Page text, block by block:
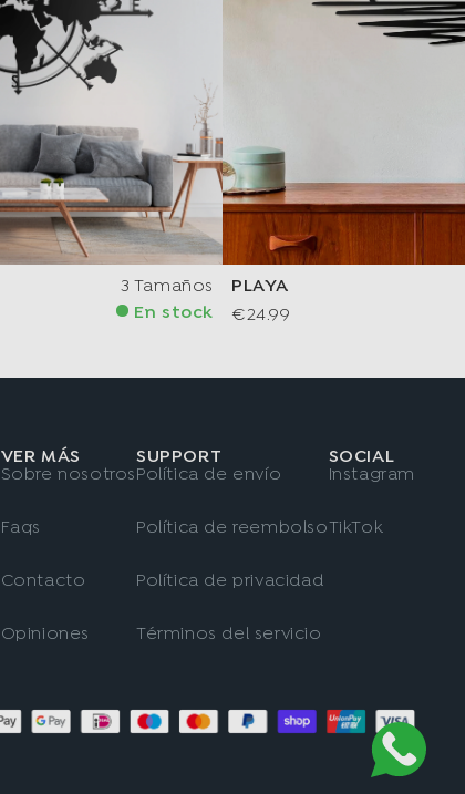
3 Tamaños
En stock
PLAYA
€24.99
VER MÁS
Sobre nosotros
Faqs
Contacto
Opiniones
SUPPORT
Política de envío
Política de reembolso
Política de privacidad
Términos del servicio
SOCIAL
Instagram
TikTok